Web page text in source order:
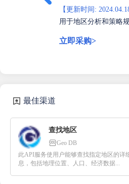
【更新时间:
用于地区分析和策略规
立即采购>
最佳渠道
查找地区
Geo DB
此API服务使用户能够查找指定地区的详
息，包括地理位置、人口、经济数据...